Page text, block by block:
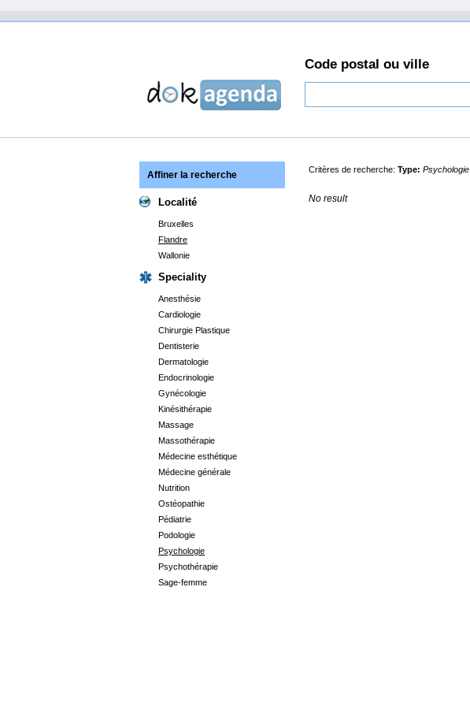
Code postal ou ville
Affiner la recherche
Localité
Bruxelles
Flandre
Wallonie
Speciality
Anesthésie
Cardiologie
Chirurgie Plastique
Dentisterie
Dermatologie
Endocrinologie
Gynécologie
Kinésithérapie
Massage
Massothérapie
Médecine esthétique
Médecine générale
Nutrition
Ostéopathie
Pédiatrie
Podologie
Psychologie
Psychothérapie
Sage-femme
Critères de recherche: Type: Psychologie
No result